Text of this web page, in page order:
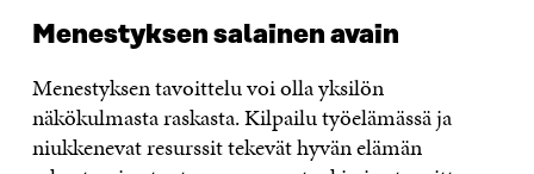
Menestyksen salainen avain
Menestyksen tavoittelu voi olla yksilön
näkökulmasta raskasta. Kilpailu työelämässä ja
niukkenevat resurssit tekevät hyvän elämän